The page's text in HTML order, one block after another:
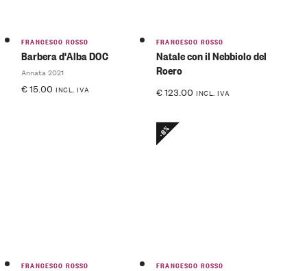
FRANCESCO ROSSO
Barbera d'Alba DOC
Annata 2021
€15.00 INCL. IVA
FRANCESCO ROSSO
Natale con il Nebbiolo del
Roero
€123.00 INCL. IVA
FRANCESCO ROSSO
-6%
FRANCESCO ROSSO